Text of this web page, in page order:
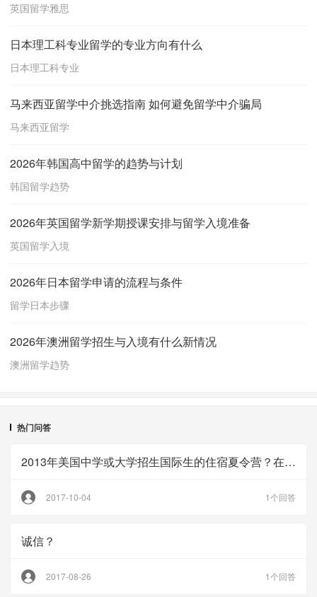
英国留学雅思
日本理工科专业留学的专业方向有什么
日本理工科专业
马来西亚留学中介挑选指南 如何避免留学中介骗局
马来西亚留学
2026年韩国高中留学的趋势与计划
韩国留学趋势
2026年英国留学新学期授课安排与留学入境准备
英国留学入境
2026年日本留学申请的流程与条件
留学日本步骤
2026年澳洲留学招生与入境有什么新情况
澳洲留学趋势
热门问答
2013年美国中学或大学招生国际生的住宿夏令营？在东部或加州.
2017-10-04 1个回答
诚信？
2017-08-26 1个回答